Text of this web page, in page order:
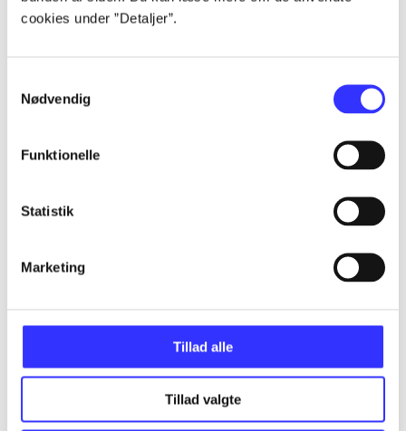
cookies under ”Detaljer”.
Nødvendig
Funktionelle
Statistik
Marketing
Tillad alle
Tillad valgte
...
...
...
...